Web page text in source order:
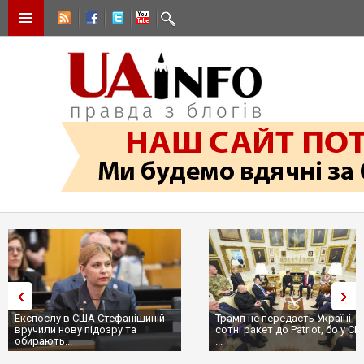
Експослу в США Стефанішиній
вручили нову підозру та
обирають...
Трамп не передасть Україні
сотні ракет до Patriot, бо у
...